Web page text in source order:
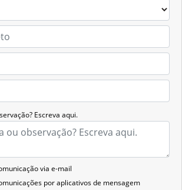
Escreva aqui.
via e-mail
por aplicativos de mensagem